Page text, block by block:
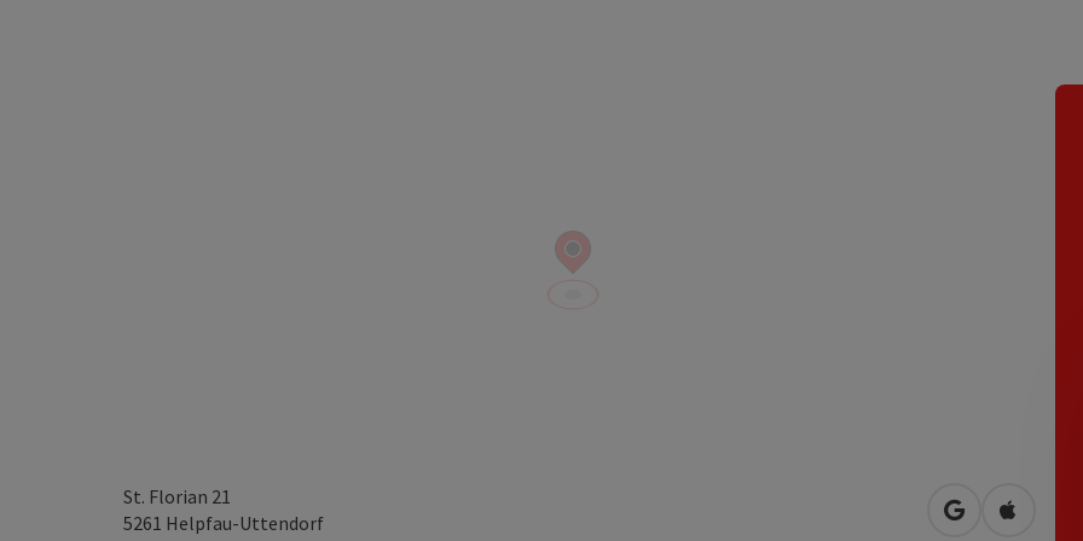
St. Florian 21
5261 Helpfau-Uttendorf open inOpen in